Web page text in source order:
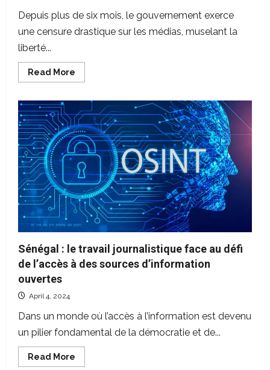
Depuis plus de six mois, le gouvernement exerce
une censure drastique sur les médias, muselant la
liberté...
Read More
more
la
voix
des
médias
bâillonnée
par
le
pouvoir</strong>
Sénégal : le travail journalistique face au défi
de l’accès à des sources d’information
ouvertes
April 4, 2024
Dans un monde où l’accès à l’information est devenu
un pilier fondamental de la démocratie et de...
Read More
more